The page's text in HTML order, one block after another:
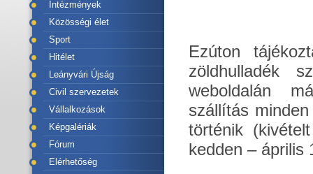
Intézmények
Közösségi élet
Sport
Hitélet
Leányvári Újság
Civil szervezetek
Vállalkozások
Képgalériák
Fórum
Elérhetőség
Ezúton
zöldhulladék
weboldalán
szállítás
történik
kedden – április